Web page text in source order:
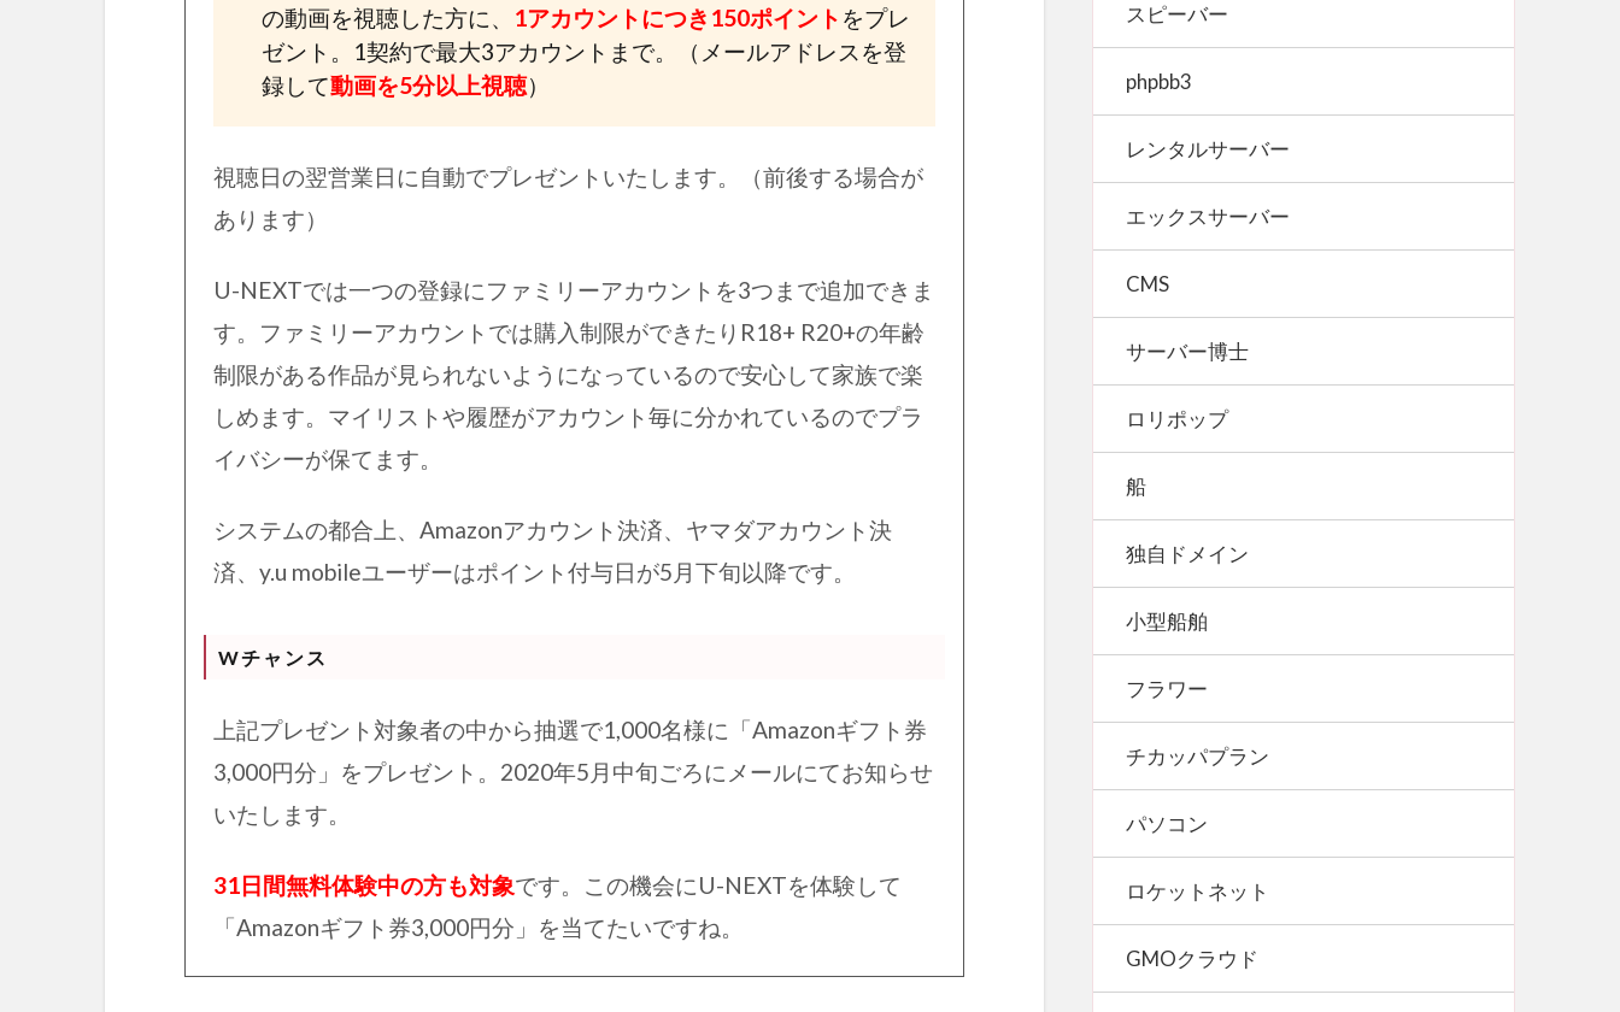
の動画を視聴した方に、 1アカウントにつき150ポイント をプレ
ゼント。1契約で最大3アカウントまで。（メールアドレスを登
録して動画を5分以上視聴）
視聴日の翌営業日に自動でプレゼントいたします。（前後する場合が
あります）
U-NEXTでは一つの登録にファミリーアカウントを3つまで追加できま
す。ファミリーアカウントでは購入制限ができたりR18+ R20+の年齢
制限がある作品が見られないようになっているので安心して家族で楽
しめます。マイリストや履歴がアカウント毎に分かれているのでプラ
イバシーが保てます。
システムの都合上、Amazonアカウント決済、ヤマダアカウント決
済、y.u mobileユーザーはポイント付与日が5月下旬以降です。
Wチャンス
上記プレゼント対象者の中から抽選で1,000名様に「Amazonギフト券
3,000円分」をプレゼント。2020年5月中旬ごろにメールにてお知らせ
いたします。
31日間無料体験中の方も対象です。この機会にU-NEXTを体験して
「Amazonギフト券3,000円分」を当てたいですね。
スピーバー
phpbb3
レンタルサーバー
エックスサーバー
CMS
サーバー博士
ロリポップ
船
独自ドメイン
小型船舶
フラワー
チカッパプラン
パソコン
ロケットネット
GMOクラウド